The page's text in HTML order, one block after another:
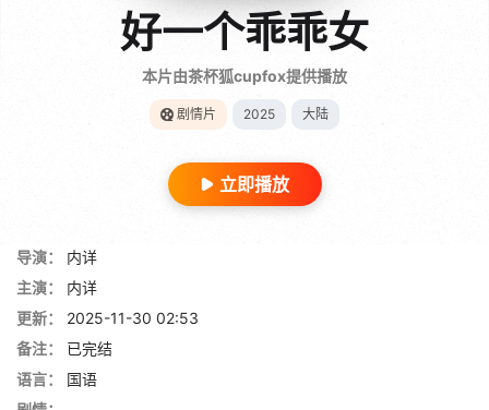
好一个乖乖女
本片由茶杯狐cupfox提供播放
剧情片 2025 大陆
立即播放
导演：
内详
主演：
内详
更新：
2025-11-30 02:53
备注：
已完结
语言：
国语